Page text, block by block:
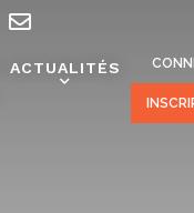
ACTUALITÉS